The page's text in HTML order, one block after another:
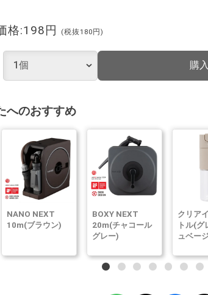
格:198円 (税抜180円)
購
へのおすすめ
NANO NEXT
10m(ブラウン)
BOXY NEXT
20m(チャコール
グレー)
クリア
トル(グ
ュベー